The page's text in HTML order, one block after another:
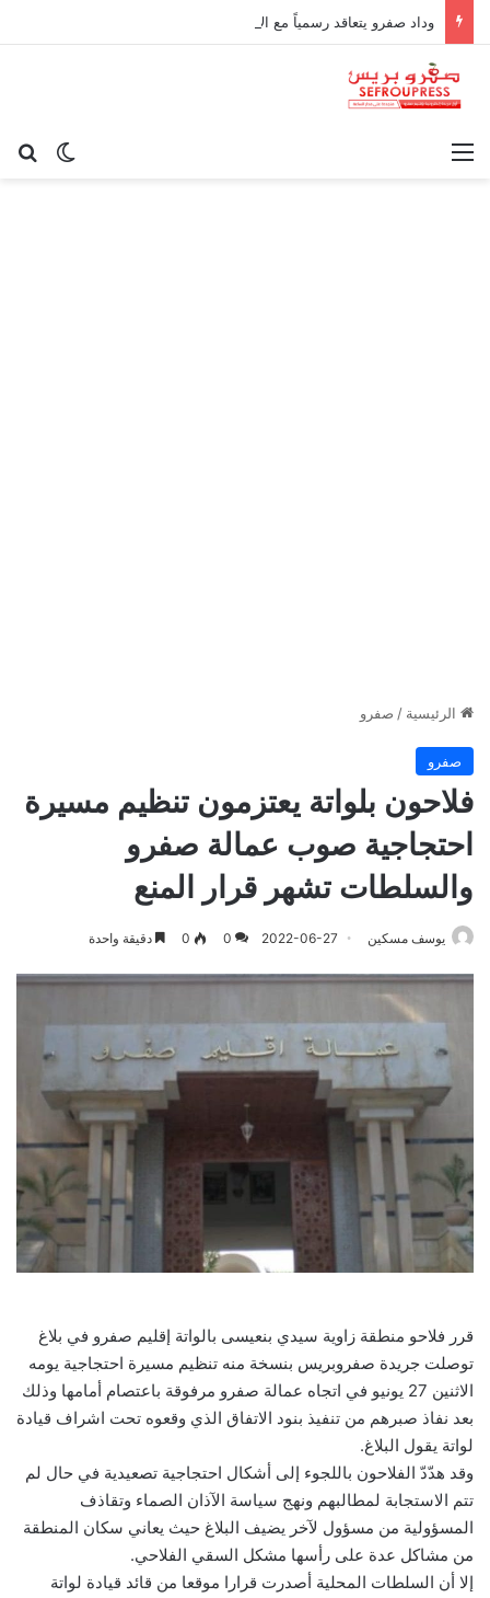
الوضع القائمة
الرئيسية / صفرو
صفرو
فلاحون بلواتة يعتزمون تنظيم مسيرة
احتجاجية صوب عمالة صفرو
والسلطات تشهر قرار المنع
يوسف مسكين 2022-06-27
0
0 دقيقة واحدة
قرر فلاحو منطقة زاوية سيدي بنعيسى بالواتة إقليم صفرو في بلاغ
توصلت جريدة صفروبريس بنسخة منه تنظيم مسيرة احتجاجية يومه
الاثنين 27 يونيو في اتجاه عمالة صفرو مرفوقة باعتصام أمامها وذلك
بعد نفاذ صبرهم من تنفيذ بنود الاتفاق الذي وقعوه تحت اشراف قيادة
لواتة يقول البلاغ.
وقد هدّدّ الفلاحون باللجوء إلى أشكال احتجاجية تصعيدية في حال لم
تتم الاستجابة لمطالبهم ونهج سياسة الآذان الصماء وتقاذف
المسؤولية من مسؤول لآخر يضيف البلاغ حيث يعاني سكان المنطقة
من مشاكل عدة على رأسها مشكل السقي الفلاحي.
إلا أن السلطات المحلية أصدرت قرارا موقعا من قائد قيادة لواتة